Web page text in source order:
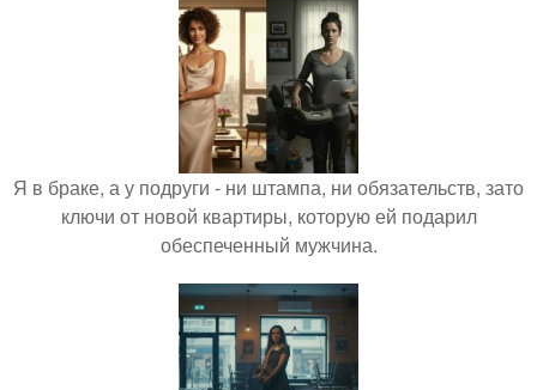
Я в браке, а у подруги - ни штампа, ни обязательств, зато
ключи от новой квартиры, которую ей подарил
обеспеченный мужчина.